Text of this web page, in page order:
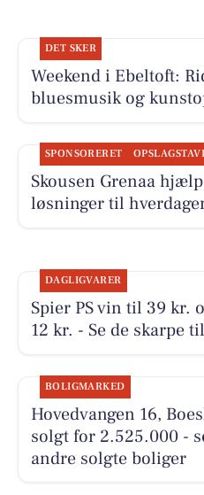
DET SKER
Weekend i Ebeltoft:
bluesmusik og
SPONSORERET
Skousen Grenaa
løsninger til
DAGLIGVARER
Spier PS vin til 39 kr.
12 kr. - Se de skarpe
BOLIGMARKED
Hovedvangen 16,
solgt for 2.525.000 -
andre solgte boliger